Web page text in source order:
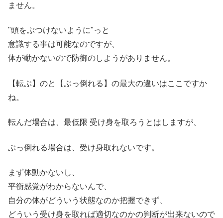
ません。
"頭をぶつけないように"っと
意識する事は可能なのですが、
体が動かないので防御のしようがありません。
【転ぶ】のと【ぶっ倒れる】の最大の違いはここですか
ね。
転んだ場合は、最低限 受け身を取ろうとはしますが、
ぶっ倒れる場合は、受け身取れないです。
まず体動かないし、
平衡感覚がわからないんで、
自分の体がどういう状態なのか把握できず、
どういう受け身を取れば適切なのかの判断が出来ないので